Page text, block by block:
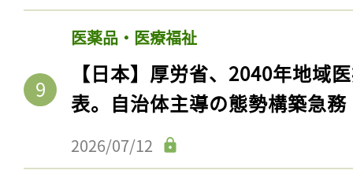
医薬品・医療福祉
【日本】厚労省、2040年地域
表。自治体主導の態勢構築急務
2026/07/12